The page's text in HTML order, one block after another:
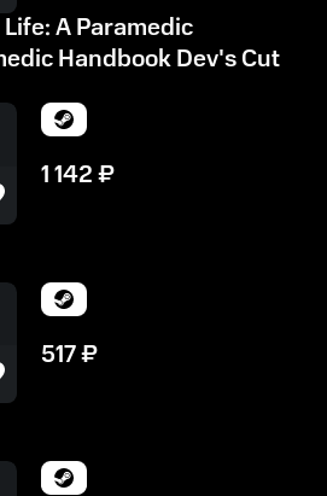
A Paramedic
Handbook Dev's Cut
1 142₽
517₽